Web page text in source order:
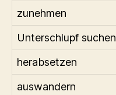
zunehmen
Unterschlupf suchen
herabsetzen
auswandern